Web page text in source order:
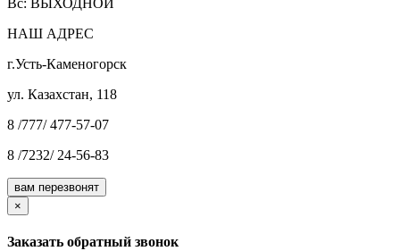
Вс: ВЫХОДНОЙ
НАШ АДРЕС
г.Усть-Каменогорск
ул. Казахстан, 118
8 /777/ 477-57-07
8 /7232/ 24-56-83
вам перезвонят
×
Заказать обратный звонок